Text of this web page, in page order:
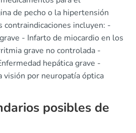
de pecho o la hipertensión
contraindicaciones incluyen: -
- Infarto de miocardio en los
grave no controlada -
hepática grave -
visión por neuropatía óptica
posibles de